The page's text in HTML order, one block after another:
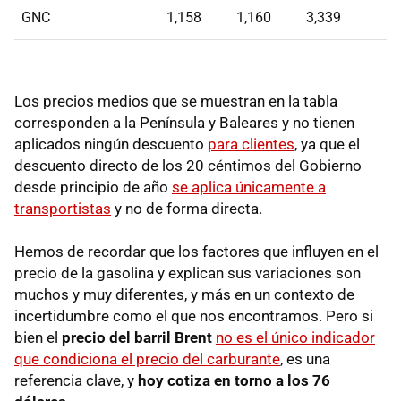
GNC 1,158 1,160 3,339
Los precios medios que se muestran en la tabla
corresponden a la Península y Baleares y no tienen
aplicados ningún descuento para clientes, ya que el
descuento directo de los 20 céntimos del Gobierno
desde principio de año se aplica únicamente a
transportistas y no de forma directa.
Hemos de recordar que los factores que influyen en el
precio de la gasolina y explican sus variaciones son
muchos y muy diferentes, y más en un contexto de
incertidumbre como el que nos encontramos. Pero si
bien el precio del barril Brent no es el único indicador
que condiciona el precio del carburante, es una
referencia clave, y hoy cotiza en torno a los 76